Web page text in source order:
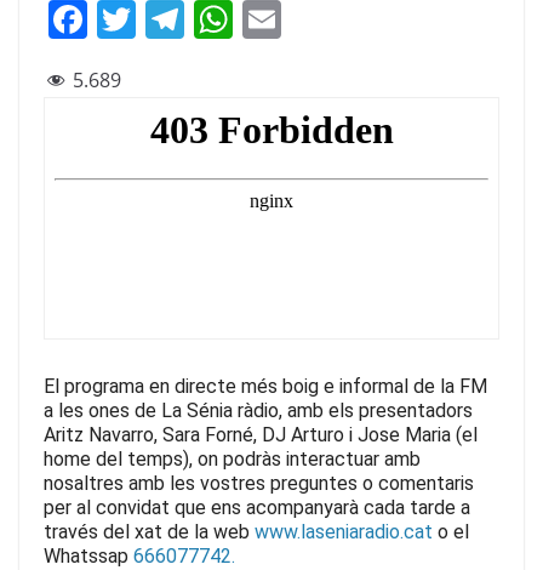
F
c
b
T
er
T
gr
a
W
s
A
p
l
5.689
El programa en directe més boig e informal de la FM
a les ones de La Sénia ràdio, amb els presentadors
Aritz Navarro, Sara Forné, DJ Arturo i Jose Maria (el
home del temps), on podràs interactuar amb
nosaltres amb les vostres preguntes o comentaris
per al convidat que ens acompanyarà cada tarde a
través del xat de la web www.laseniaradio.cat o el
Whatssap 666077742.